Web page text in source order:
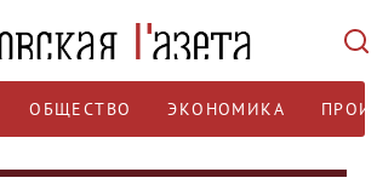
ОБЩЕСТВО ЭКОНОМИКА